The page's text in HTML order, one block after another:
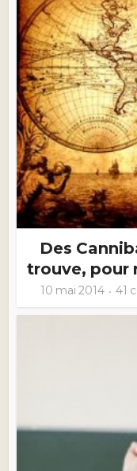
Des
trouve, pour
10 mai 2014 41